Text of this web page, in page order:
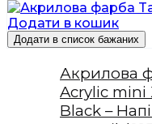
Додати в кошик
Додати в список бажаних
Акрилова
Acrylic mini
Black –